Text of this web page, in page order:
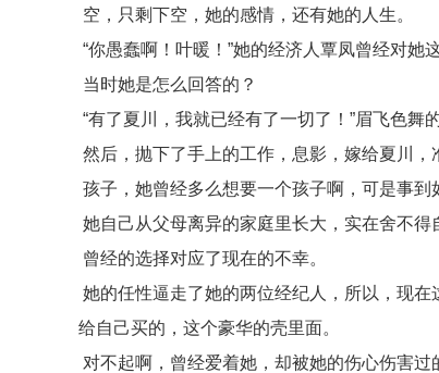
空，只剩下空，她的感情，还有她的人生。
“你愚蠢啊！叶暖！”她的经济人覃凤曾经对她
当时她是怎么回答的？
“有了夏川，我就已经有了一切了！”眉飞色舞
然后，抛下了手上的工作，息影，嫁给夏川，
孩子，她曾经多么想要一个孩子啊，可是事到
她自己从父母离异的家庭里长大，实在舍不得
曾经的选择对应了现在的不幸。
她的任性逼走了她的两位经纪人，所以，现
给自己买的，这个豪华的壳里面。
对不起啊，曾经爱着她，却被她的伤心伤害